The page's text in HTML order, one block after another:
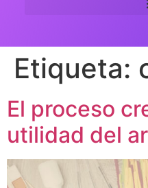
Etiqueta:
El proceso
utilidad del